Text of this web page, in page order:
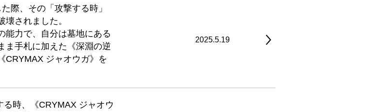
際、その「攻撃する時」
されました。
能力で、自分は墓地にある
ま手札に加えた《深淵の逆
CRYMAX ジャオウガ》を
2025.5.19
時、《CRYMAX ジャオウ